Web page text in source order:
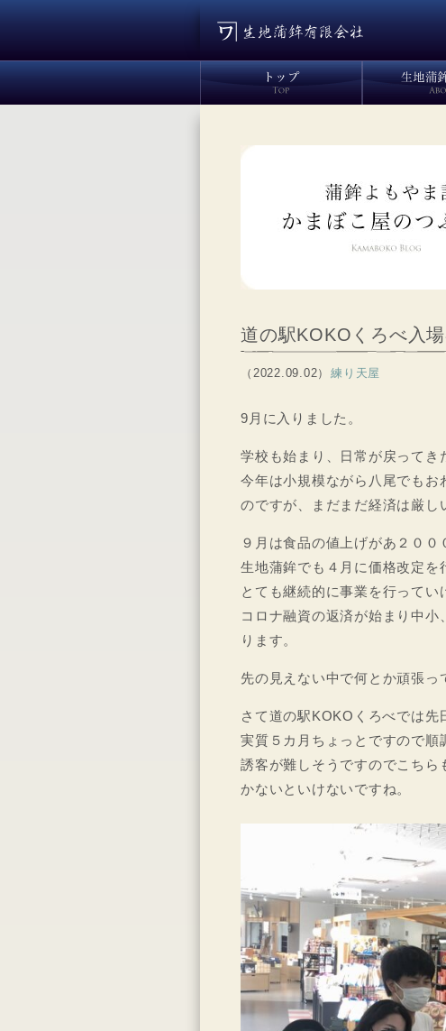
道の駅KOKOくろべ入場
（2022.09.02） 練り天屋
9月に入りました。
学校も始まり、日常が戻ってき
今年は小規模ながら八尾でもお
のですが、まだまだ経済は厳し
９月は食品の値上げがあ２００
生地蒲鉾でも４月に価格改定を
とても継続的に事業を行ってい
コロナ融資の返済が始まり中
ります。
先の見えない中で何とか頑張っ
さて道の駅KOKOくろべでは先
実質５カ月ちょっとですので
誘客が難しそうですのでこちら
かないといけないですね。